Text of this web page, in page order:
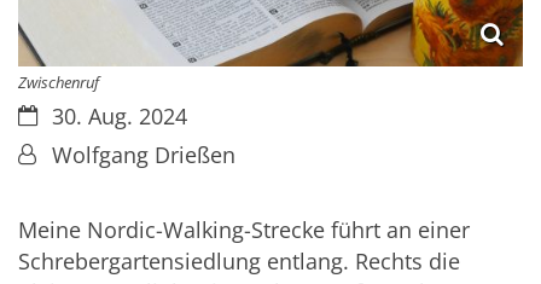
Zwischenruf
Datum:
30. Aug. 2024
Von:Wolfgang Drießen
Meine Nordic-Walking-Strecke führt an einer
Schrebergartensiedlung entlang. Rechts die